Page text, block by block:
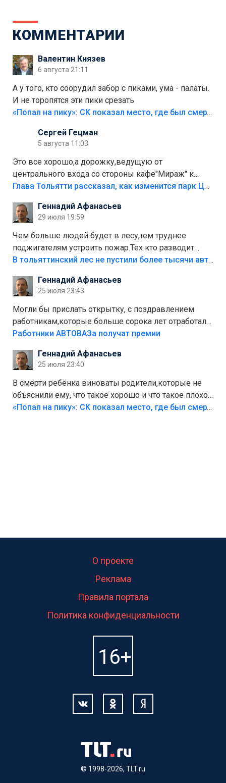
КОММЕНТАРИИ
Валентин Князев
6 августа 21:11
А у того, кто соорудил забор с пиками, ума - палаты.
И не торопятся эти пики срезать
«Попал на пику»: СК показал место, где был смертельно травмирован ребенок в Тольятти
Сергей Гецман
5 августа 11:03
Это все хорошо,а дорожку,ведущую от
центрального входа со стороны кафе"Мираж" к
аттракционам слабо доделать?А то бордюры
лежала в парке и испортилась.Да еще,видимо,часть
украли.
Глава Тольятти рассказал, как изменится парк Центрального района
Геннадий Афанасьев
29 июля 19:59
Чем больше людей будет в лесу,тем труднее
поджигателям устроить пожар.Тех кто разводит
костры,тех надо безбожно штрафовать.Камер полно
Штрафы мизерные.
В тольяттинский лес не пустили более тысячи автомобилей
Геннадий Афанасьев
25 июля 23:43
Могли бы прислать открытку, с поздравлением
работникам,которые больше сорока лет отработали
на предприятии.
Работники АВТОВАЗа получат премии
Геннадий Афанасьев
25 июля 23:40
В смерти ребёнка виноваты родители,которые не
объяснили ему, что такое хорошо и что такое плохо!
Лезть через такой забор,верх безумия,есть же
«Попал на пику»: СК показал место, где был смертельно травмирован ребенок в Тольятти
© 1998-2026, TLT.ru
О проекте
Реклама
Правила портала
Политика конфиденциальности